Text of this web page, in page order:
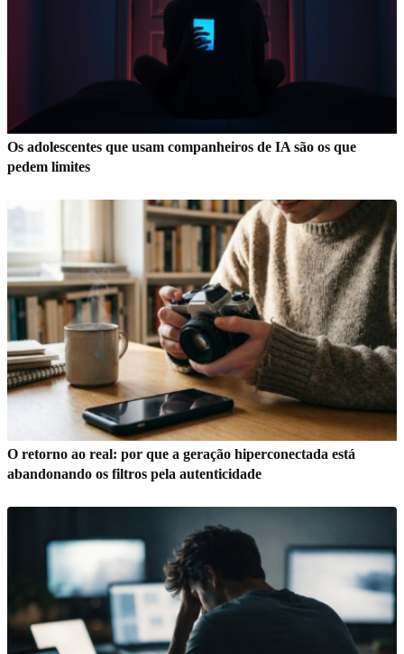
Os adolescentes que usam companheiros de IA são os que
pedem limites
O retorno ao real: por que a geração hiperconectada está
abandonando os filtros pela autenticidade